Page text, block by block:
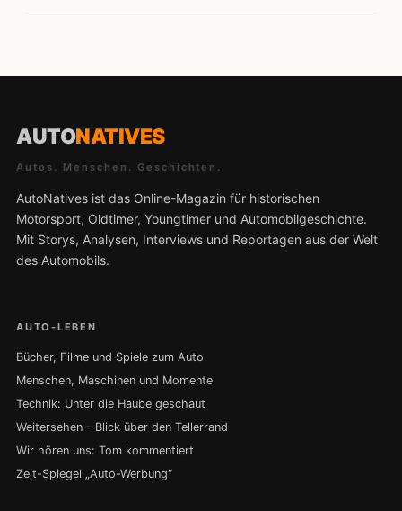
AUTONATIVES
Autos. Menschen. Geschichten.
AutoNatives ist das Online-Magazin für historischen
Motorsport, Oldtimer, Youngtimer und Automobilgeschichte.
Mit Storys, Analysen, Interviews und Reportagen aus der Welt
des Automobils.
AUTO-LEBEN
Bücher, Filme und Spiele zum Auto
Menschen, Maschinen und Momente
Technik: Unter die Haube geschaut
Weitersehen – Blick über den Tellerrand
Wir hören uns: Tom kommentiert
Zeit-Spiegel „Auto-Werbung“